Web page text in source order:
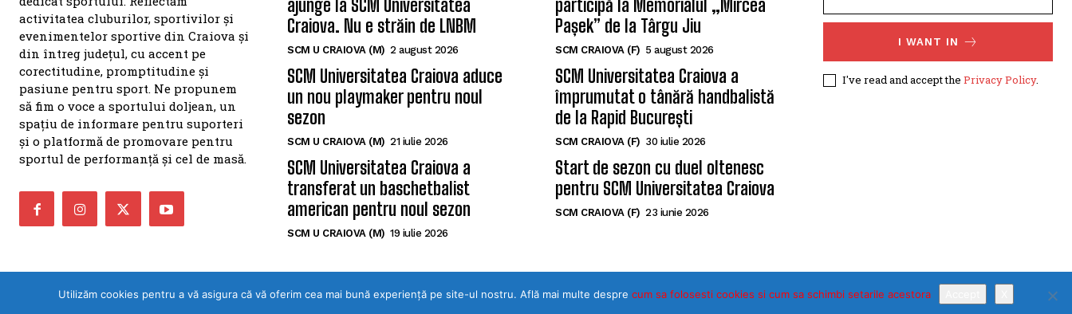
activitatea cluburilor, sportivilor și
evenimentelor sportive din Craiova și
din întreg județul, cu accent pe
corectitudine, promptitudine și
pasiune pentru sport. Ne propunem
să fim o voce a sportului doljean, un
spațiu de informare pentru suporteri
și o platformă de promovare pentru
sportul de performanță și cel de masă.
ajunge la SCM Universitatea
Craiova. Nu e străin de LNBM
SCM U CRAIOVA (M) 2 august 2026
SCM Universitatea Craiova aduce
un nou playmaker pentru noul
sezon
SCM U CRAIOVA (M) 21 iulie 2026
SCM Universitatea Craiova a
transferat un baschetbalist
american pentru noul sezon
SCM U CRAIOVA (M) 19 iulie 2026
participă la Memorialul „Mircea
Pașek” de la Târgu Jiu
SCM CRAIOVA (F) 5 august 2026
SCM Universitatea Craiova a
împrumutat o tânără handbalistă
de la Rapid București
SCM CRAIOVA (F) 30 iulie 2026
Start de sezon cu duel oltenesc
pentru SCM Universitatea Craiova
SCM CRAIOVA (F) 23 iunie 2026
I WANT IN
I've read and accept the Privacy Policy.
©Toate drepturile rezervate SPORTULDOLJEAN.RO
Utilizăm cookies pentru a vă asigura că vă oferim cea mai bună experiență pe site-ul nostru. Află mai multe despre cum sa folosesti cookies si cum sa schimbi setarile acestora